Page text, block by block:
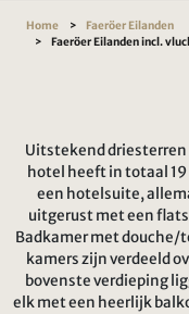
Home
Faeröer Eilanden
Faeröer Eilanden incl.
Uitstekend driesterren
hotel heeft in totaal 19
een hotelsuite,
uitgerust met een
Badkamer met douche/
kamers zijn verdeeld
bovenste verdieping
elk met een heerlijk